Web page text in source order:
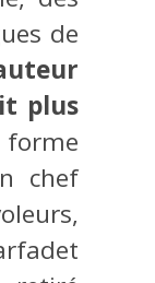
de
plus
chef